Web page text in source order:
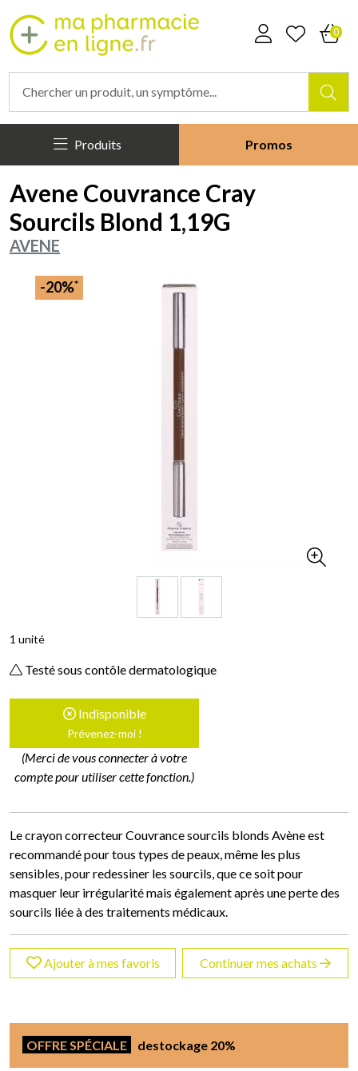
0
Produits Promos
Avene Couvrance Cray
Sourcils Blond 1,19G
AVENE
-20%*
1 unité
Testé sous contôle dermatologique
Indisponible
Prévenez-moi !
(Merci de vous connecter à votre
compte pour utiliser cette fonction.)
Le crayon correcteur Couvrance sourcils blonds Avène est
recommandé pour tous types de peaux, même les plus
sensibles, pour redessiner les sourcils, que ce soit pour
masquer leur irrégularité mais également après une perte des
sourcils liée à des traitements médicaux.
Ajouter à mes favoris Continuer mes achats
OFFRE SPÉCIALE destockage 20%